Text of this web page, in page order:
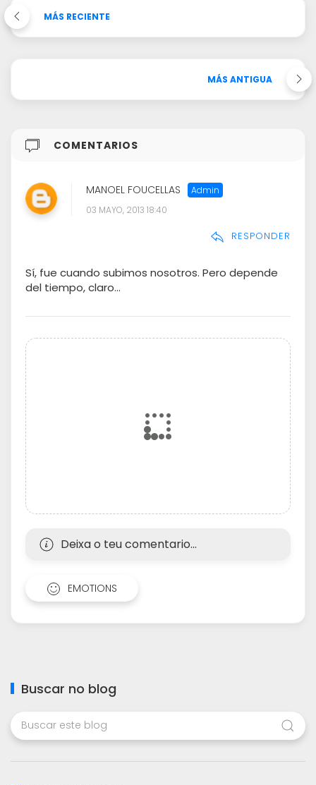
MÁS RECIENTE
MÁS ANTIGUA
COMENTARIOS
MANOEL FOUCELLAS
03 MAYO, 2013 18:40
RESPONDER
Sí, fue cuando subimos nosotros. Pero depende
del tiempo, claro...
Deixa o teu comentario...
EMOTIONS
Buscar no blog